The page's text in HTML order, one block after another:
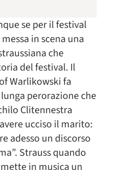
se per il festival
in scena una
che
del festival. Il
Warlikowski fa
perorazione che
Clitennestra
ucciso il marito:
adesso un discorso
Strauss quando
in musica un